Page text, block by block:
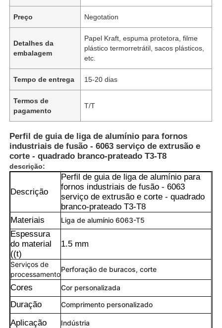
Preço Negotation
Detalhes da
embalagem
Papel Kraft, espuma protetora, filme
plástico termorretrátil, sacos plásticos,
etc.
Tempo de entrega 15-20 dias
Termos de
pagamento
T/T
Perfil de guia de liga de alumínio para fornos
industriais de fusão - 6063 serviço de extrusão e
corte - quadrado branco-prateado T3-T8
descrição:
Descrição
Perfil de guia de liga de alumínio para
fornos industriais de fusão - 6063
serviço de extrusão e corte - quadrado
branco-prateado T3-T8
Materiais
Liga de alumínio 6063-T5
Espessura
do material
((t)
1.5 mm
Serviços de
processamento
Perforação de buracos, corte
Cores Cor personalizada
Duração Comprimento personalizado
Aplicação Indústria